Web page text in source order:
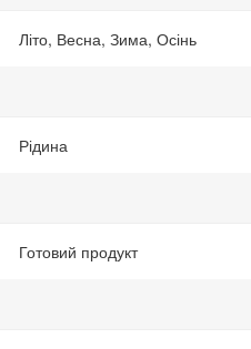
Літо, Весна, Зима, Осінь
Рідина
Готовий продукт